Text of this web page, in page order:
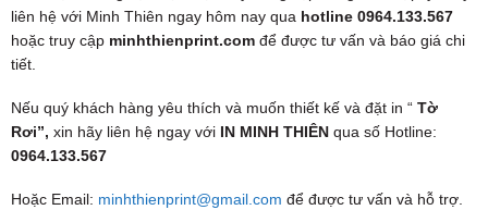
liên hệ với Minh Thiên ngay hôm nay qua hotline 0964.133.567
hoặc truy cập minhthienprint.comđể được tư vấn và báo giá chi
tiết.
Nếu quý khách hàng yêu thích và muốn thiết kế và đặt in “ Tờ
Rơi”, xin hãy liên hệ ngay với IN MINH THIÊNqua số Hotline:
0964.133.567
Hoặc Email: minhthienprint@gmail.com để được tư vấn và hỗ trợ.